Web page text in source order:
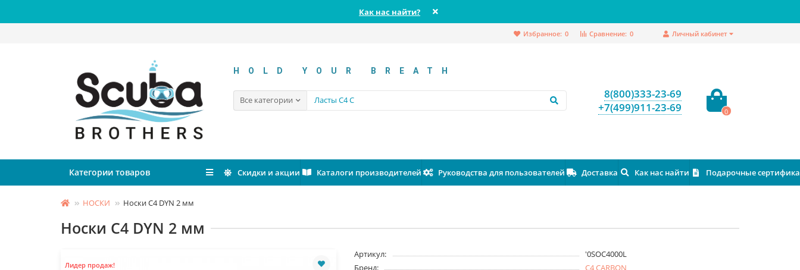
Как нас найти?
Личный кабинет
Сравнение: 0
Избранное: 0
HOLD YOUR BREATH
Все категории
8(800)333-23-69
+7(499)911-23-69
0
Категории товаров Скидки и акции Каталоги производителей Руководства для пользователей Доставка Как нас найти Подарочные
НОСКИ Носки C4 DYN 2 мм
Носки C4 DYN 2 мм
Лидер продаж!
Артикул:
'0SOC4000L
Бренд:
C4 CARBON